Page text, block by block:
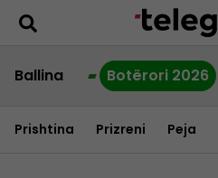
Ballina Botërori 2026
Prishtina Prizreni Peja